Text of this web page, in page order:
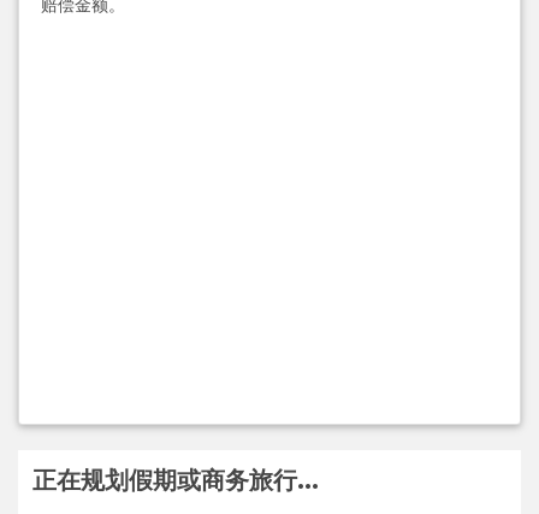
赔偿金额。
正在规划假期或商务旅行...